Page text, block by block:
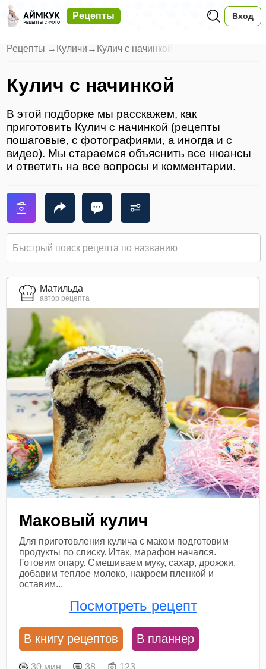
Рецепты Вход
Рецепты → Куличи → Кулич с начинкой
Кулич с начинкой
В этой подборке мы расскажем, как
приготовить Кулич с начинкой (рецепты
пошаговые, с фотографиями, а иногда и с
видео). Мы стараемся объяснить все нюансы
и ответить на все вопросы и комментарии.
Матильда
автор рецепта
Маковый кулич
Для приготовления кулича с маком подготовим
продукты по списку. Итак, марафон начался.
Готовим опару. Смешиваем муку, сахар, дрожжи,
добавим теплое молоко, накроем пленкой и
оставим...
Посмотреть рецепт
В книгу рецептов В планнер
30 мин 38 123